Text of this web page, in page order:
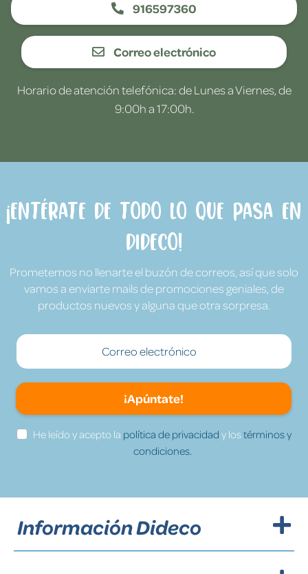
916597360
Correo electrónico
Horario de atención telefónica: de Lunes a Viernes, de
9:00h a 17:00h.
¡Entérate de todo lo que pasa en
Dideco!
Prometemos no llenarte el buzón de correos, así que solo
vamos a enviarte mails de promociones geniales, de
productos nuevos y alguna que otra sorpresa.
¡Apúntate!
He leído y acepto la política de privacidad y lostérminos y
condiciones.
Información Dideco